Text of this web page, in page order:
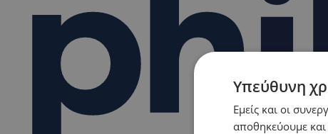
Υπεύθυνη
Εμείς και οι
αποθηκεύουμε